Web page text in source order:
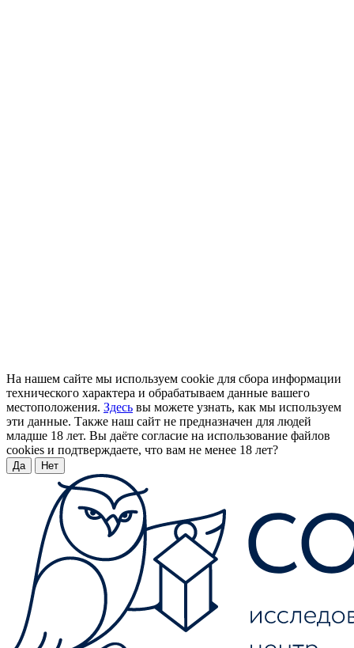
На нашем сайте мы используем cookie для сбора информации
технического характера и обрабатываем данные вашего
местоположения. Здесь вы можете узнать, как мы используем
эти данные. Также наш сайт не предназначен для людей
младше 18 лет. Вы даёте согласие на использование файлов
cookies и подтверждаете, что вам не менее 18 лет?
Да Нет